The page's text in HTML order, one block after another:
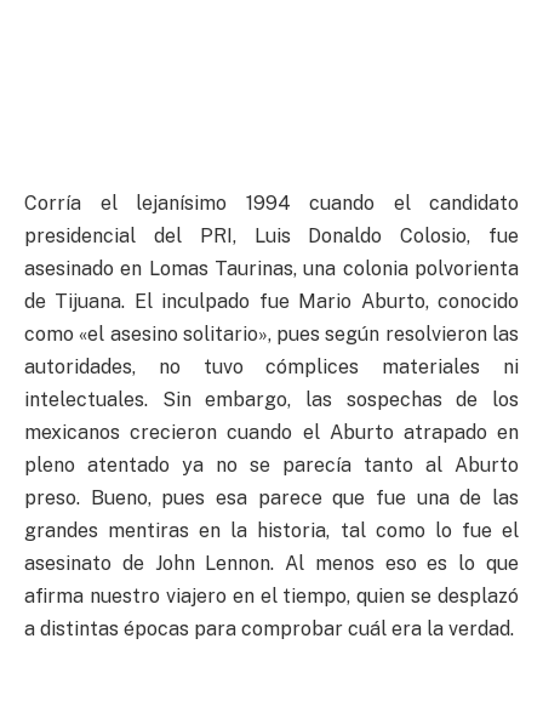
Corría el lejanísimo 1994 cuando el candidato
presidencial del PRI, Luis Donaldo Colosio, fue
asesinado en Lomas Taurinas, una colonia polvorienta
de Tijuana. El inculpado fue Mario Aburto, conocido
como «el asesino solitario», pues según resolvieron las
autoridades, no tuvo cómplices materiales ni
intelectuales. Sin embargo, las sospechas de los
mexicanos crecieron cuando el Aburto atrapado en
pleno atentado ya no se parecía tanto al Aburto
preso. Bueno, pues esa parece que fue una de las
grandes mentiras en la historia, tal como lo fue el
asesinato de John Lennon. Al menos eso es lo que
afirma nuestro viajero en el tiempo, quien se desplazó
a distintas épocas para comprobar cuál era la verdad.